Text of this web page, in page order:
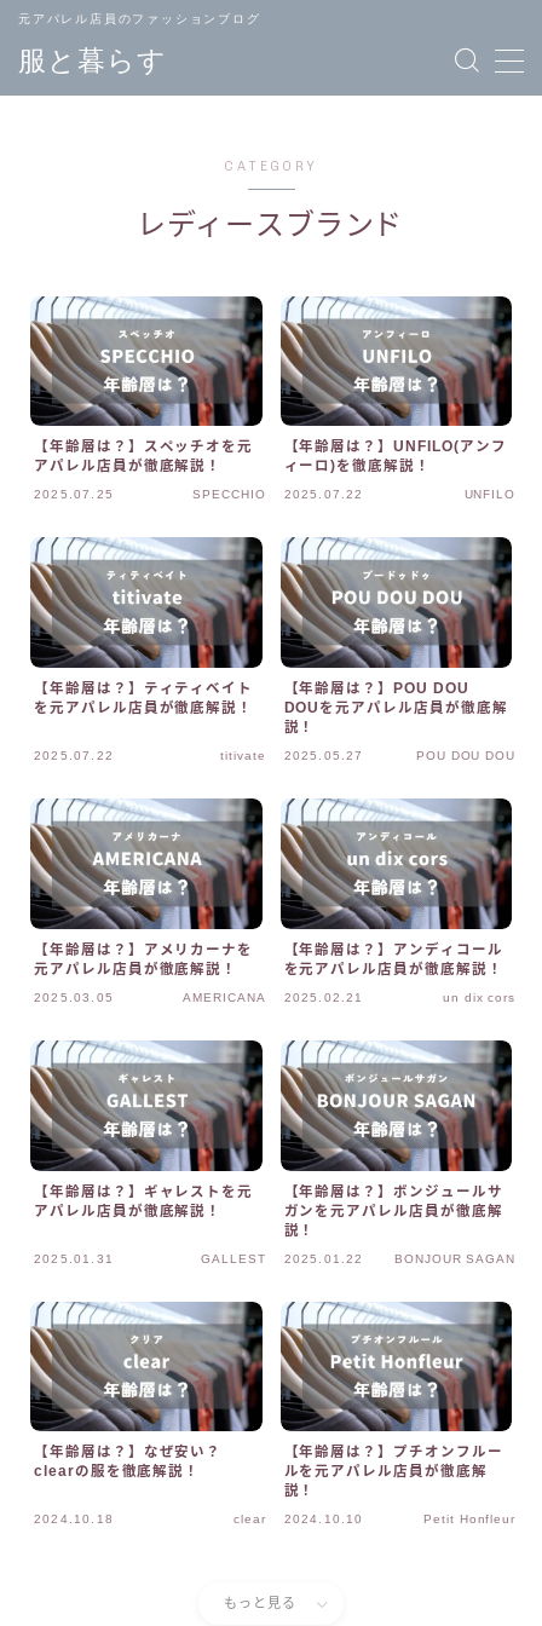
服と暮らす
元アパレル店員のファッションブログ
TOPページ
へ戻る
ブランド
一覧
メンズ
ファッション
レディース
ファッション
CATEGORY
レディースブランド
【年齢層は？】スペッチオを元
アパレル店員が徹底解説！
2025.07.25 SPECCHIO
【年齢層は？】UNFILO(アンフ
ィーロ)を徹底解説！
2025.07.22 UNFILO
【年齢層は？】ティティベイト
を元アパレル店員が徹底解説！
2025.07.22 titivate
【年齢層は？】POU DOU
DOUを元アパレル店員が徹底解
説！
2025.05.27 POU DOU DOU
【年齢層は？】アメリカーナを
元アパレル店員が徹底解説！
2025.03.05 AMERICANA
【年齢層は？】アンディコール
を元アパレル店員が徹底解説！
2025.02.21 un dix cors
【年齢層は？】ギャレストを元
アパレル店員が徹底解説！
2025.01.31 GALLEST
【年齢層は？】ボンジュールサ
ガンを元アパレル店員が徹底解
説！
2025.01.22 BONJOUR SAGAN
【年齢層は？】なぜ安い？
clearの服を徹底解説！
2024.10.18 clear
【年齢層は？】プチオンフルー
ルを元アパレル店員が徹底解
説！
2024.10.10 Petit Honfleur
もっと見る